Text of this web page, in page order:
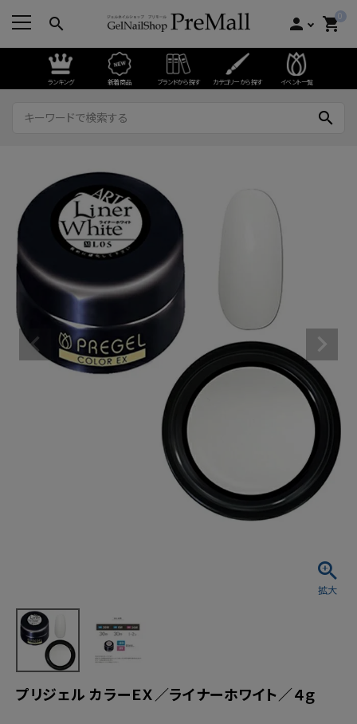
search person 0
shopping_cart
ランキング 新着商品 ブランドから探す カテゴリーから探す イベント一覧
search
プリジェル カラーＥＸ／ライナーホワイト／４ｇ